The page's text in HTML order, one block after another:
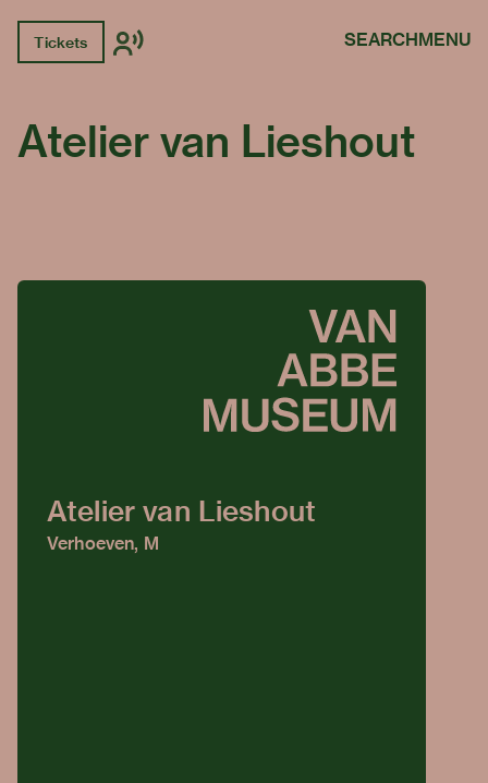
Tickets SEARCHMENU
Atelier van Lieshout
Atelier van Lieshout
Verhoeven, M